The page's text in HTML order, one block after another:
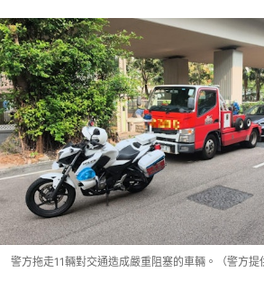
警方拖走11輛對交通造成嚴重阻塞的車輛。（警方提